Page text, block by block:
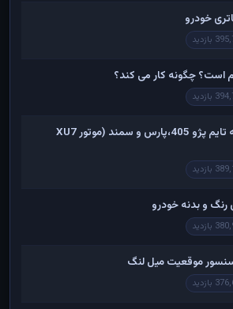
خودرو
بازدید
است؟ چگونه کار می کند؟
بازدید
آموزش تعویض تسمه تایم پژو 405،پارس و سمند (موتور XU7
بازدید
و بدنه خودرو
بازدید
موقعیت میل لنگ
بازدید